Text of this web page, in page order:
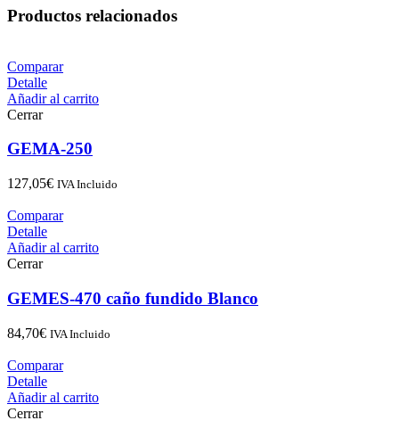
Productos relacionados
Comparar
Detalle
Añadir al carrito
Cerrar
GEMA-250
127,05€ IVA Incluido
Comparar
Detalle
Añadir al carrito
Cerrar
GEMES-470 caño fundido Blanco
84,70€ IVA Incluido
Comparar
Detalle
Añadir al carrito
Cerrar